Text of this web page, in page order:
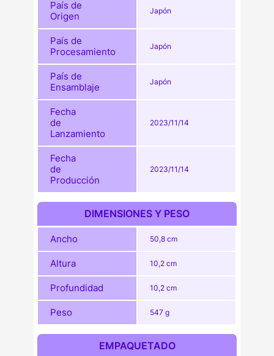
País de
Origen
Japón
País de
Procesamiento
Japón
País de
Ensamblaje
Japón
Fecha
de
Lanzamiento
2023/11/14
Fecha
de
Producción
2023/11/14
DIMENSIONES Y PESO
Ancho 50,8 cm
Altura 10,2 cm
Profundidad 10,2 cm
Peso 547 g
EMPAQUETADO